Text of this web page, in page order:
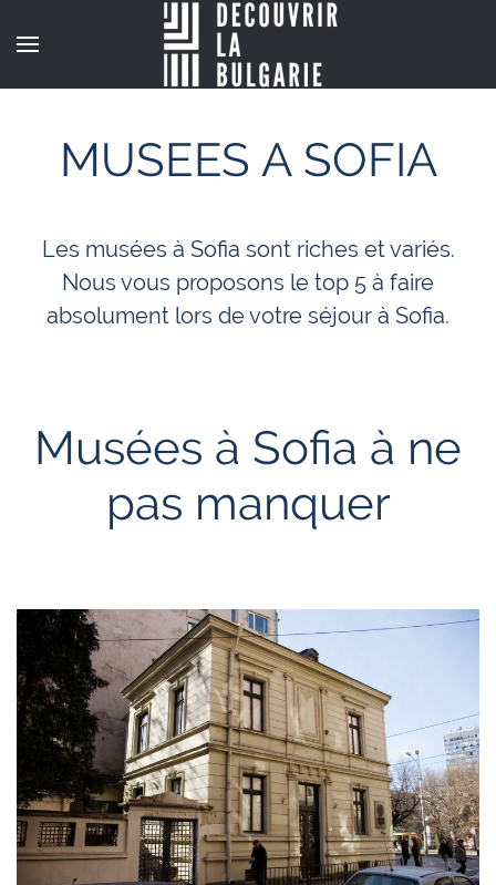
MUSEES A SOFIA
Les musées à Sofia sont riches et variés.
Nous vous proposons le top 5 à faire
absolument lors de votre séjour à Sofia.
Musées à Sofia à ne
pas manquer